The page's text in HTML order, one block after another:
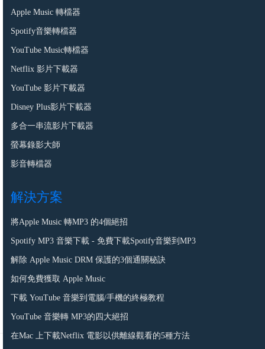
Apple Music 轉檔器
Spotify音樂轉檔器
YouTube Music轉檔器
Netflix 影片下載器
YouTube 影片下載器
Disney Plus影片下載器
多合一串流影片下載器
螢幕錄影大師
影音轉檔器
解決方案
將Apple Music 轉MP3 的4個絕招
Spotify MP3 音樂下載 - 免費下載Spotify音樂到MP3
解除 Apple Music DRM 保護的3個通關秘訣
如何免費獲取 Apple Music
下載 YouTube 音樂到電腦/手機的終極教程
YouTube 音樂轉 MP3的四大絕招
在Mac 上下載Netflix 電影以供離線觀看的5種方法